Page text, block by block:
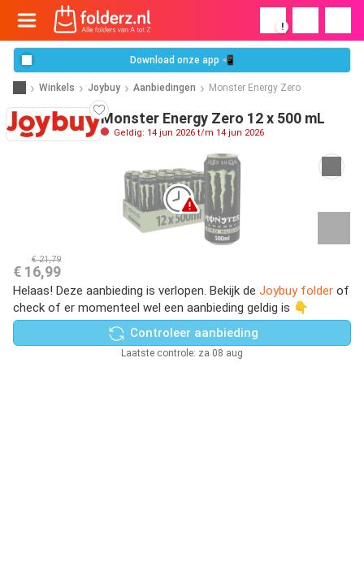
!
Download onze app 📲
Winkels Joybuy Aanbiedingen Monster Energy Zero
Monster Energy Zero 12 x 500 mL
Geldig: 14 jun 2026 t/m 14 jun 2026
€ 21,79
€ 16,99
Helaas! Deze aanbieding is verlopen. Bekijk de Joybuy folder of
check of er momenteel wel een aanbieding geldig is 👇
Controleer aanbieding
Laatste controle: za 08 aug